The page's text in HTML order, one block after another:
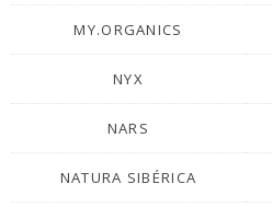
MY.ORGANICS
NYX
NARS
NATURA SIBÉRICA